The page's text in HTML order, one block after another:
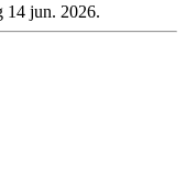
14 jun. 2026.